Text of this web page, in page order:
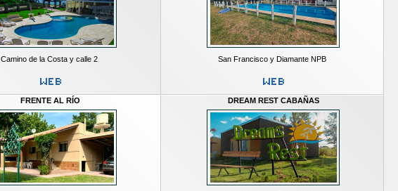
Camino de la Costa y calle 2 San Francisco y Diamante NPB
FRENTE AL RÍO DREAM REST CABAÑAS